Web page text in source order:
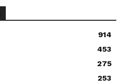
914
453
275
253